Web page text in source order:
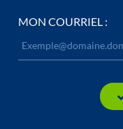
MON COURRIEL :